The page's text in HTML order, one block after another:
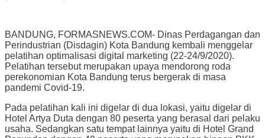
BANDUNG, FORMASNEWS.COM- Dinas Perdagangan dan
Perindustrian (Disdagin) Kota Bandung kembali menggelar
pelatihan optimalisasi digital marketing (22-24/9/2020).
Pelatihan tersebut merupakan upaya mendorong roda
perekonomian Kota Bandung terus bergerak di masa
pandemi Covid-19.
Pada pelatihan kali ini digelar di dua lokasi, yaitu digelar di
Hotel Artya Duta dengan 80 peserta yang berasal dari pelaku
usaha. Sedangkan satu tempat lainnya yaitu di Hotel Grand